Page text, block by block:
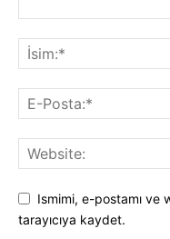
Ismimi, e-postamı ve
tarayıcıya kaydet.